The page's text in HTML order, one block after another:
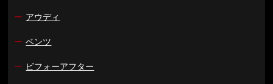
ー アウディ
ー ベンツ
ー ビフォーアフター